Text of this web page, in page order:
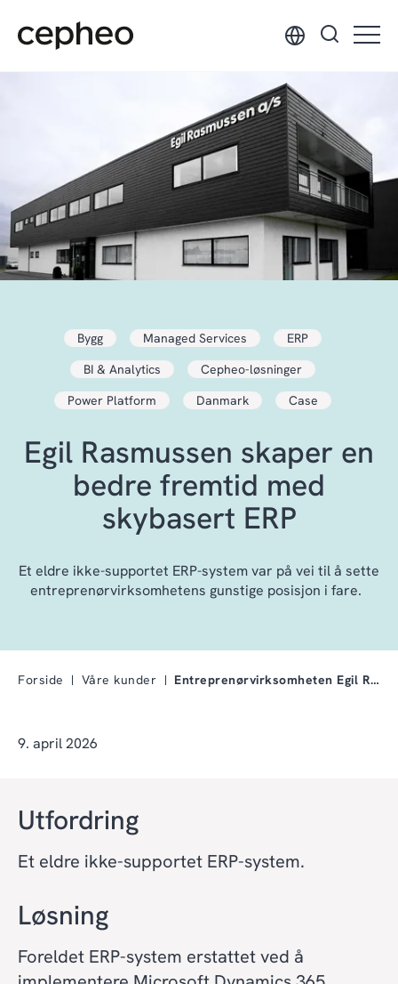
hovedinnhold
Bygg Managed Services
ERP
BI & Analytics
Cepheo-løsninger
Power Platform
Danmark Case
Egil Rasmussen skaper en
bedre fremtid med
skybasert ERP
Et eldre ikke-supportet ERP-system var på vei til å sette
entreprenørvirksomhetens gunstige posisjon i fare.
Forside Våre kunder Entreprenørvirksomheten Egil Rasmussen skaper en b…
9. april 2026
Utfordring
Et eldre ikke-supportet ERP-system.
Løsning
Foreldet ERP-system erstattet ved å